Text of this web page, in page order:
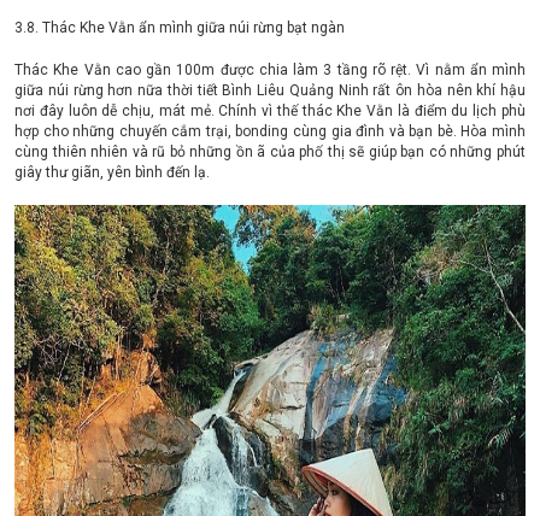
3.8. Thác Khe Vằn ẩn mình giữa núi rừng bạt ngàn
Thác Khe Vằn cao gần 100m được chia làm 3 tầng rõ rệt. Vì nằm ẩn mình
giữa núi rừng hơn nữa thời tiết Bình Liêu Quảng Ninh rất ôn hòa nên khí hậu
nơi đây luôn dễ chịu, mát mẻ. Chính vì thế thác Khe Vằn là điểm du lịch phù
hợp cho những chuyến cắm trại, bonding cùng gia đình và bạn bè. Hòa mình
cùng thiên nhiên và rũ bỏ những ồn ã của phố thị sẽ giúp bạn có những phút
giây thư giãn, yên bình đến lạ.